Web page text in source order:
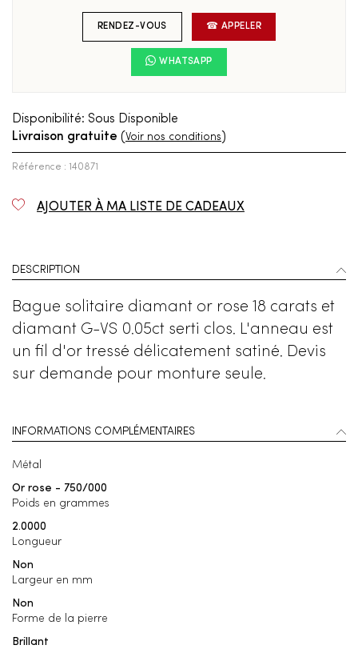
RENDEZ-VOUS ☎ APPELER
WHATSAPP
Disponibilité: Sous Disponible
Livraison gratuite ( Voir nos conditions )
Référence : 140871
AJOUTER À MA LISTE DE CADEAUX
DESCRIPTION
Bague solitaire diamant or rose 18 carats et
diamant G-VS 0.05ct serti clos. L'anneau est
un fil d'or tressé délicatement satiné. Devis
sur demande pour monture seule.
INFORMATIONS COMPLÉMENTAIRES
Métal
Or rose - 750/000
Poids en grammes
2.0000
Longueur
Non
Largeur en mm
Non
Forme de la pierre
Brillant